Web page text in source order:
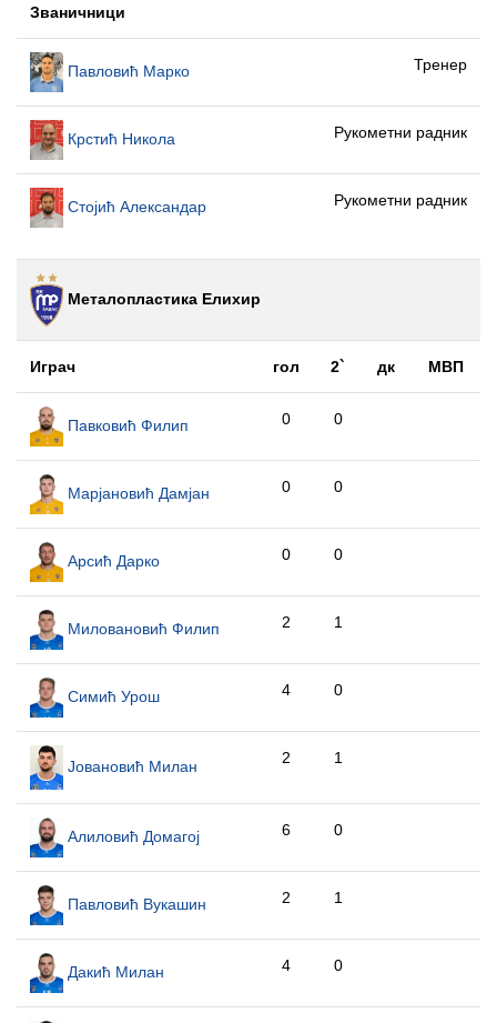
Званичници
Павловић Марко Тренер
Крстић Никола Рукометни радник
Стојић Александар Рукометни радник
Металопластика Елиxир
Играч гол 2` дк МВП
Павковић Филип 0 0
Марјановић Дамјан 0 0
Арсић Дарко 0 0
Миловановић Филип 2 1
Симић Урош 4 0
Јовановић Милан 2 1
Алиловић Домагој 6 0
Павловић Вукашин 2 1
Дакић Милан 4 0